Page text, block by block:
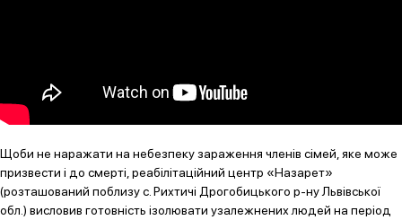
Щоби не наражати на небезпеку зараження членів сімей, яке може
призвести і до смерті, реабілітаційний центр «Назарет»
(розташований поблизу с. Рихтичі Дрогобицького р-ну Львівської
обл.) висловив готовність ізолювати узалежнених людей на період